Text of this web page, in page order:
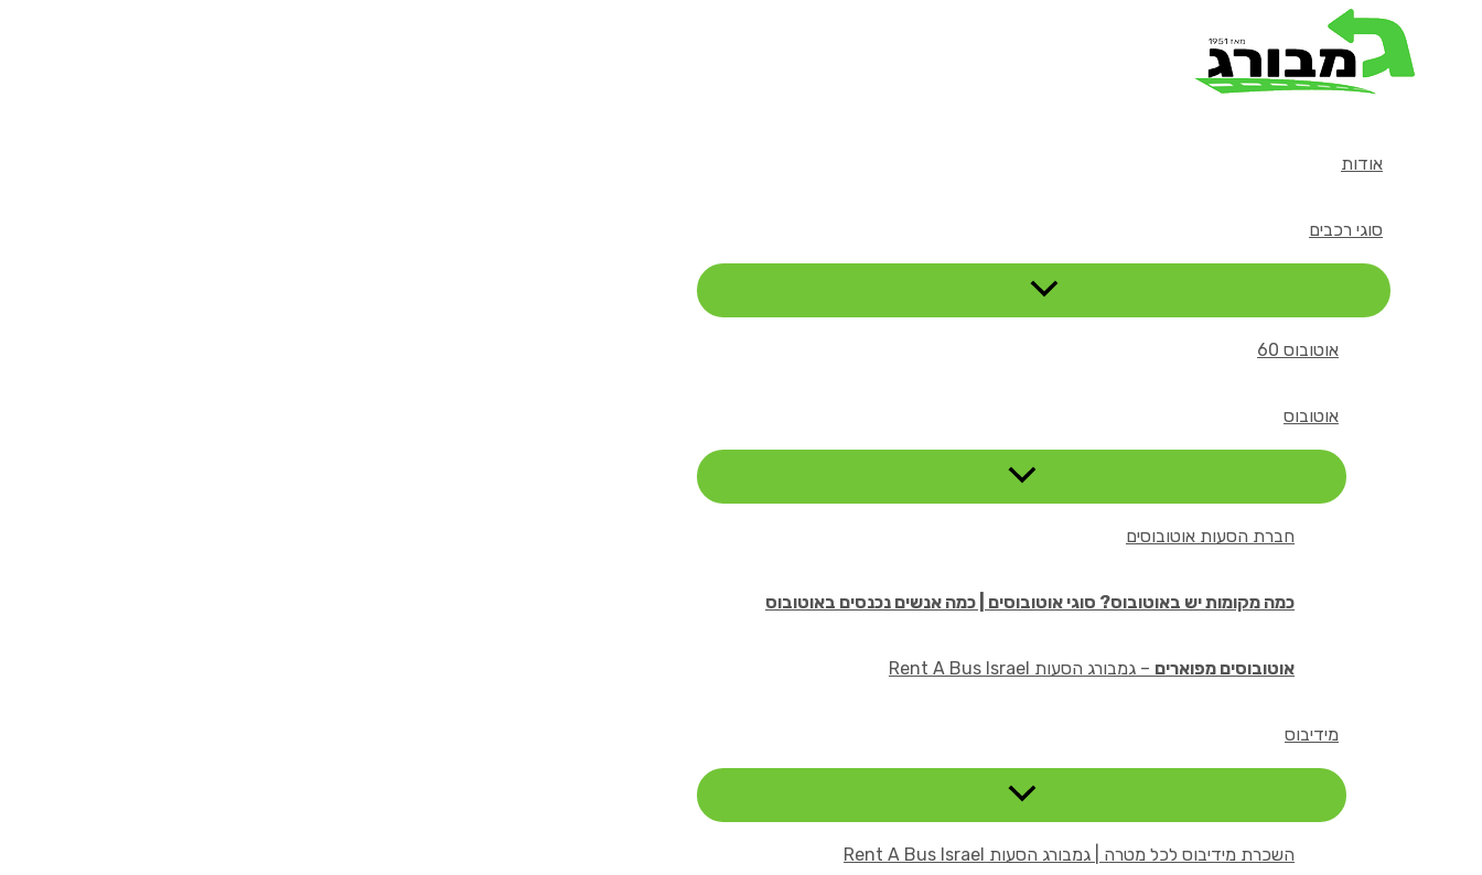
אודות
סוגי רכבים
אוטובוס 60
אוטובוס
חברת הסעות אוטובוסים
כמה מקומות יש באוטובוס? סוגי אוטובוסים | כמה אנשים נכנסים באוטובוס
אוטובוסים מפוארים – גמבורג הסעות Rent A Bus Israel
מידיבוס
השכרת מידיבוס לכל מטרה | גמבורג הסעות Rent A Bus Israel